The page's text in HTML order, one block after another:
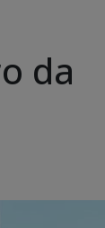
da